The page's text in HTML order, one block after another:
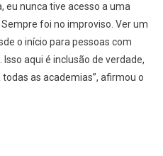
eu nunca tive acesso a uma
foi no improviso. Ver um
o início para pessoas com
aqui é inclusão de verdade,
as academias”, afirmou o